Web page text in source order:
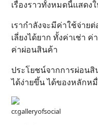
เรื่องราวทั้งหมดนี้แสดง
เรากำลังจะมีค่าใช้จ่า
เลี่ยงได้ยาก ทั้งค่าเช่า
ค่าผ่อนสินค้า
ประโยชน์จากการผ่อน
ได้ง่ายขึ้น ได้ของหลัก
cr.galleryofsocial